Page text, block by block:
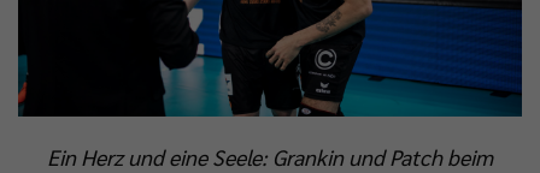
Ein Herz und eine Seele: Grankin und Patch beim